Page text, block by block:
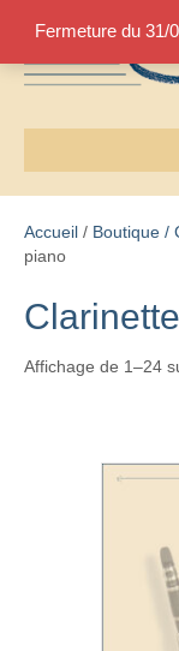
Fermeture du 31/
Accueil / Boutique /
piano
Affichage de 1–24